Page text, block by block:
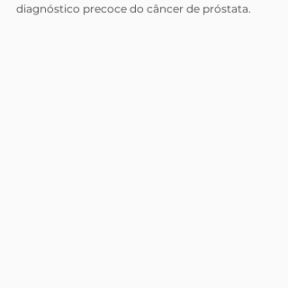
diagnóstico precoce do câncer de próstata.